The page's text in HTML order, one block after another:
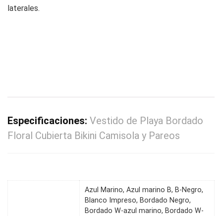
laterales.
Especificaciones: Vestido de Playa Bordado
Floral Cubierta Bikini Camisola y Pareos
Azul Marino, Azul marino B, B-Negro,
Blanco Impreso, Bordado Negro,
Bordado W-azul marino, Bordado W-